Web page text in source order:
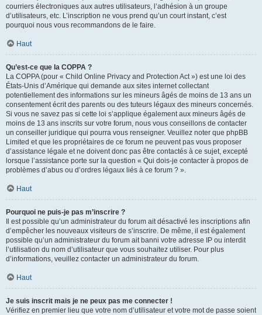
courriers électroniques aux autres utilisateurs, l’adhésion à un groupe
d’utilisateurs, etc. L’inscription ne vous prend qu’un court instant, c’est
pourquoi nous vous recommandons de le faire.
Haut
Qu’est-ce que la COPPA ?
La COPPA (pour « Child Online Privacy and Protection Act ») est une loi des
États-Unis d’Amérique qui demande aux sites internet collectant
potentiellement des informations sur les mineurs âgés de moins de 13 ans un
consentement écrit des parents ou des tuteurs légaux des mineurs concernés.
Si vous ne savez pas si cette loi s’applique également aux mineurs âgés de
moins de 13 ans inscrits sur votre forum, nous vous conseillons de contacter
un conseiller juridique qui pourra vous renseigner. Veuillez noter que phpBB
Limited et que les propriétaires de ce forum ne peuvent pas vous proposer
d’assistance légale et ne doivent donc pas être contactés à ce sujet, excepté
lorsque l’assistance porte sur la question « Qui dois-je contacter à propos de
problèmes d’abus ou d’ordres légaux liés à ce forum ? ».
Haut
Pourquoi ne puis-je pas m’inscrire ?
Il est possible qu’un administrateur du forum ait désactivé les inscriptions afin
d’empêcher les nouveaux visiteurs de s’inscrire. De même, il est également
possible qu’un administrateur du forum ait banni votre adresse IP ou interdit
l’utilisation du nom d’utilisateur que vous souhaitez utiliser. Pour plus
d’informations, veuillez contacter un administrateur du forum.
Haut
Je suis inscrit mais je ne peux pas me connecter !
Vérifiez en premier lieu que votre nom d’utilisateur et votre mot de passe soient